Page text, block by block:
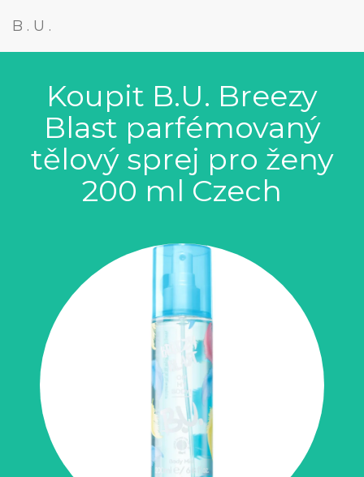
B.U.
Koupit B.U. Breezy
Blast parfémovaný
tělový sprej pro ženy
200 ml Czech